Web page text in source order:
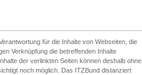
für die Inhalte von Webseiten, die
Verknüpfung die betreffenden Inhalte
der verlinkten Seiten können deshalb ohne
noch möglich. Das ITZBund distanziert